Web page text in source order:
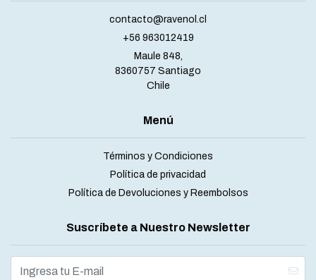
contacto@ravenol.cl
+56 963012419
Maule 848,
8360757 Santiago
Chile
Menú
Términos y Condiciones
Política de privacidad
Política de Devoluciones y Reembolsos
Suscríbete a Nuestro Newsletter